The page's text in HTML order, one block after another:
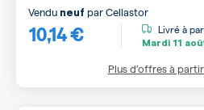
10,14 €
Vendu neuf parCellastor
Livré à
Mardi 11
Plus d’offres à